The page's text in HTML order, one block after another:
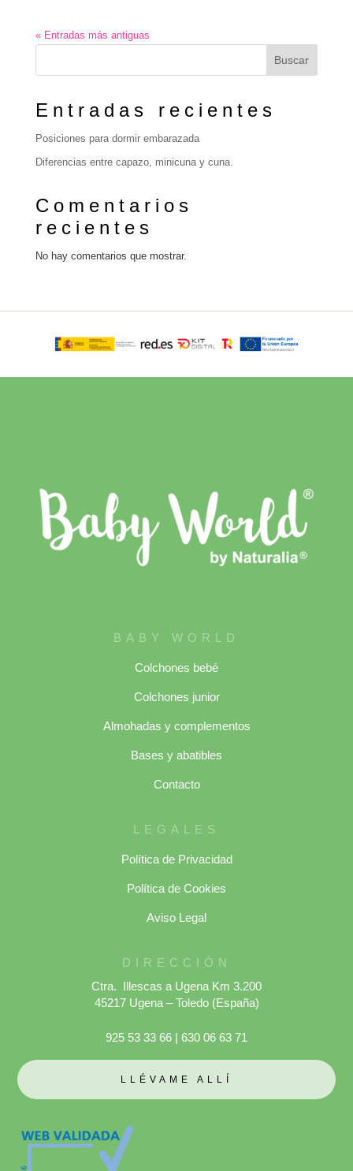
« Entradas más antiguas
Buscar
Entradas recientes
Posiciones para dormir embarazada
Diferencias entre capazo, minicuna y cuna.
Comentarios
recientes
No hay comentarios que mostrar.
BABY WORLD
Colchones bebé
Colchones junior
Almohadas y complementos
Bases y abatibles
Contacto
LEGALES
Política de Privacidad
Política de Cookies
Aviso Legal
DIRECCIÓN
Ctra. Illescas a Ugena Km 3.200
45217 Ugena – Toledo (España)
925 53 33 66 | 630 06 63 71
LLÉVAME ALLÍ